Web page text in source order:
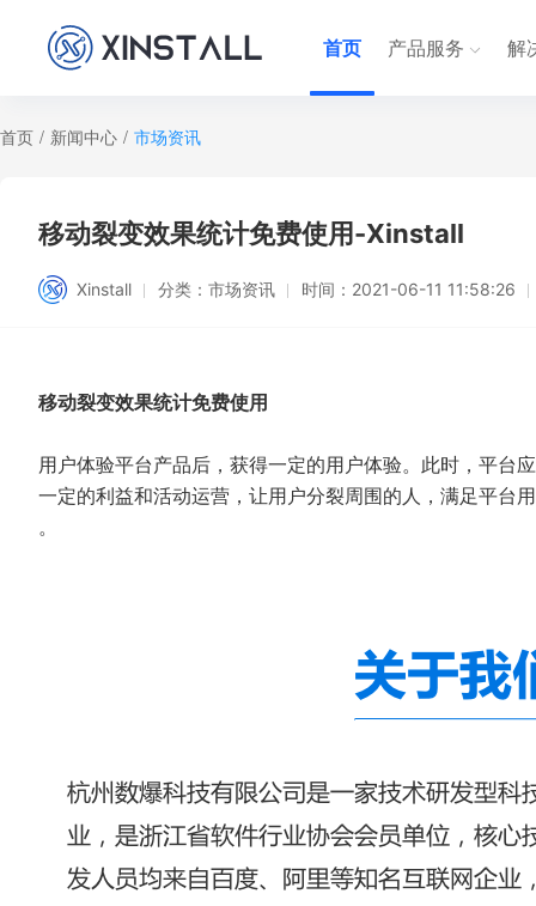
首页 产品服务 解
首页 / 新闻中心 / 市场资讯
移动裂变效果统计免费使用-Xinstall
Xinstall 分类： 市场资讯 时间： 2021-06-11 11:58:26
移动裂变效果统计免费使用
用户体验平台产品后，获得一定的用户体验。此时，平台
一定的利益和活动运营，让用户分裂周围的人，满足平台
。